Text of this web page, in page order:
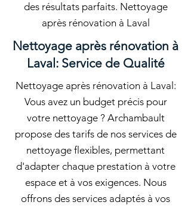
des résultats parfaits. Nettoyage
après rénovation à Laval
Nettoyage après rénovation à
Laval: Service de Qualité
Nettoyage après rénovation à Laval:
Vous avez un budget précis pour
votre nettoyage ? Archambault
propose des tarifs de nos services de
nettoyage flexibles, permettant
d'adapter chaque prestation à votre
espace et à vos exigences. Nous
offrons des services adaptés à vos